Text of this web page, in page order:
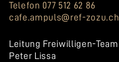
Telefon 077 512 62 86
cafe.ampuls@ref-zozu.ch
Leitung Freiwilligen-Team
Peter Lissa